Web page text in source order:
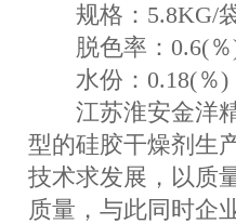
规格：5.8KG/
脱色率：0.6(％
水份：0.18(％)
江苏淮安金洋精
型的硅胶干燥剂生
技术求发展，以质
质量，与此同时企